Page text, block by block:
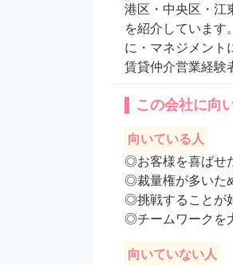
港区・中央区・江
を紹介しています
に・マネジメント
賃貸仲介営業経験
この会社に向
向いている人
◎お客様を喜ばせ
◎裁量権が多いた
◎挑戦することが
◎チームワークを
向いていない人